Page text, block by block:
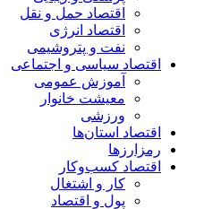
اقتصاد حمل و نقل
اقتصاد انرژی
نفت و پتروشیمی
اقتصاد سیاسی و اجتماعی
آموزش عمومی
معیشت خانوار
ورزشی
اقتصاد استان‌ها
رمزارزها
اقتصاد کسب‌و‌کار
کار و اشتغال
پول و اقتصاد